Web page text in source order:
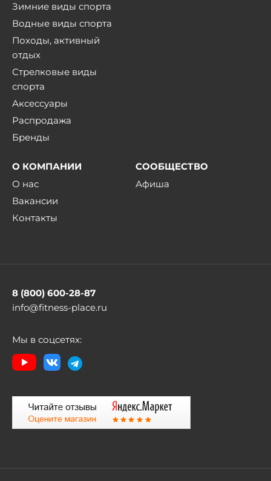
Зимние виды спорта
Водные виды спорта
Походы, активный
отдых
Стрелковые виды
спорта
Аксессуары
Распродажа
Бренды
О КОМПАНИИ
О нас
Вакансии
Контакты
СООБЩЕСТВО
Афиша
8 (800) 600-28-87
info@fitness-place.ru
Мы в соцсетях: